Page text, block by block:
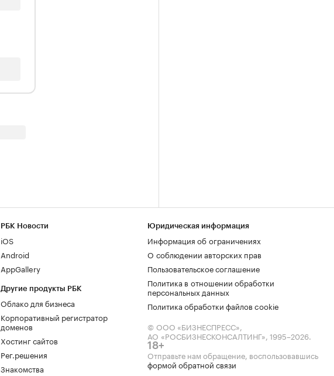
РБК Новости
iOS
Android
AppGallery
Другие продукты РБК
Облако для бизнеса
Корпоративный регистратор
доменов
Хостинг сайтов
Рег.решения
Знакомства
Юридическая информация
Информация об ограничениях
О соблюдении авторских прав
Пользовательское соглашение
Политика в отношении обработки
персональных данных
Политика обработки файлов cookie
© ООО «БИЗНЕСПРЕСС»,
АО «РОСБИЗНЕСКОНСАЛТИНГ», 1995–2026.
18+
Отправьте нам обращение, воспользовавшись
формой обратной связи